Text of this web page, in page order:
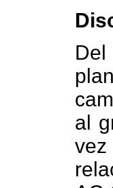
al